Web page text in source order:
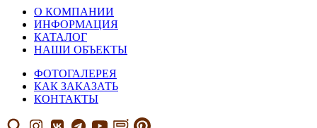
О КОМПАНИИ
ИНФОРМАЦИЯ
КАТАЛОГ
НАШИ ОБЪЕКТЫ
ФОТОГАЛЕРЕЯ
КАК ЗАКАЗАТЬ
КОНТАКТЫ